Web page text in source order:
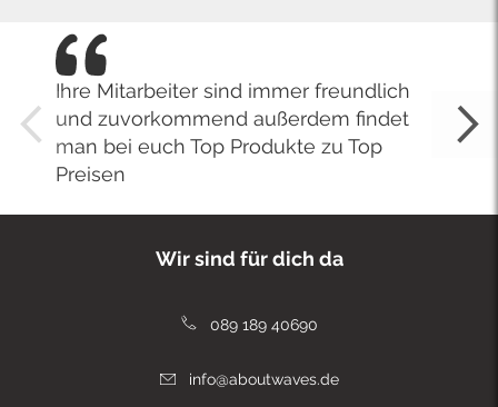
Ihre Mitarbeiter sind immer freundlich
und zuvorkommend außerdem findet
man bei euch Top Produkte zu Top
Preisen
Wir sind für dich da
089 189 40690
info@aboutwaves.de